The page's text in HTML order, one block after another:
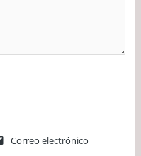
Correo electrónico